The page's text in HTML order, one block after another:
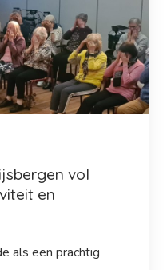
vol
en
als een prachtig